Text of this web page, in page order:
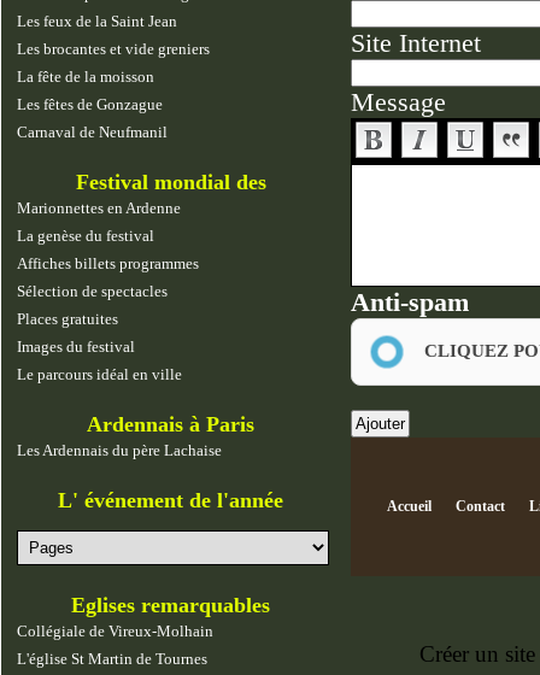
Les feux de la Saint Jean
Les brocantes et vide greniers
La fête de la moisson
Les fêtes de Gonzague
Carnaval de Neufmanil
Festival mondial des
marionnettes
Marionnettes en Ardenne
La genèse du festival
Affiches billets programmes
Sélection de spectacles
Places gratuites
Images du festival
Le parcours idéal en ville
Ardennais à Paris
Les Ardennais du père Lachaise
L' événement de l'année
Eglises remarquables
Collégiale de Vireux-Molhain
L'église St Martin de Tournes
Site Internet
Message
Anti-spam
CLIQUEZ
Accueil Contact
Créer un